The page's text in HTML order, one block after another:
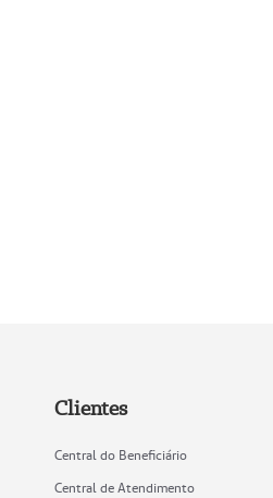
Clientes
Central do Beneficiário
Central de Atendimento